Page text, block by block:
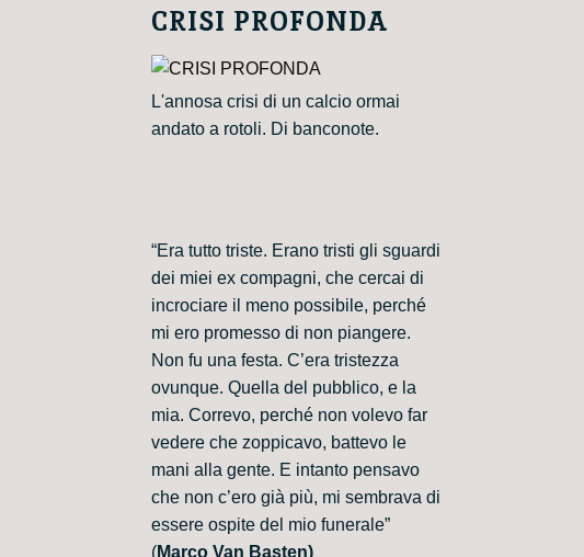
CRISI PROFONDA
L'annosa crisi di un calcio ormai
andato a rotoli. Di banconote.
“Era tutto triste. Erano tristi gli sguardi
dei miei ex compagni, che cercai di
incrociare il meno possibile, perché
mi ero promesso di non piangere.
Non fu una festa. C’era tristezza
ovunque. Quella del pubblico, e la
mia. Correvo, perché non volevo far
vedere che zoppicavo, battevo le
mani alla gente. E intanto pensavo
che non c’ero già più, mi sembrava di
essere ospite del mio funerale”
(Marco Van Basten)